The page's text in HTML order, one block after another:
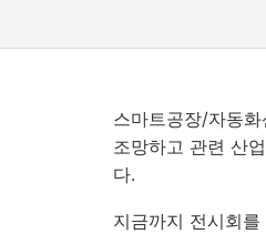
스마트공장/자동화
조망하고 관련 산
다.
지금까지 전시회